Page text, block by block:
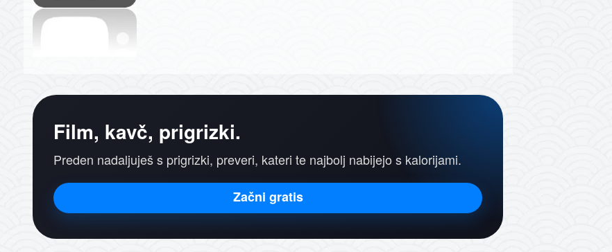
Film, kavč, prigrizki.
Preden nadaljuješ s prigrizki, preveri, kateri te najbolj nabijejo s kalorijami.
Začni gratis